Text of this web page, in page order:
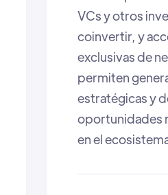
tu talento y la
convertir tu
gran historia de
Latam.
Impacta